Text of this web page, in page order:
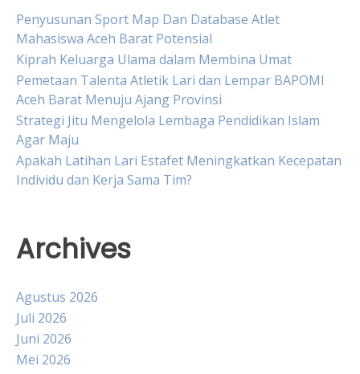
Penyusunan Sport Map Dan Database Atlet
Mahasiswa Aceh Barat Potensial
Kiprah Keluarga Ulama dalam Membina Umat
Pemetaan Talenta Atletik Lari dan Lempar BAPOMI
Aceh Barat Menuju Ajang Provinsi
Strategi Jitu Mengelola Lembaga Pendidikan Islam
Agar Maju
Apakah Latihan Lari Estafet Meningkatkan Kecepatan
Individu dan Kerja Sama Tim?
Archives
Agustus 2026
Juli 2026
Juni 2026
Mei 2026